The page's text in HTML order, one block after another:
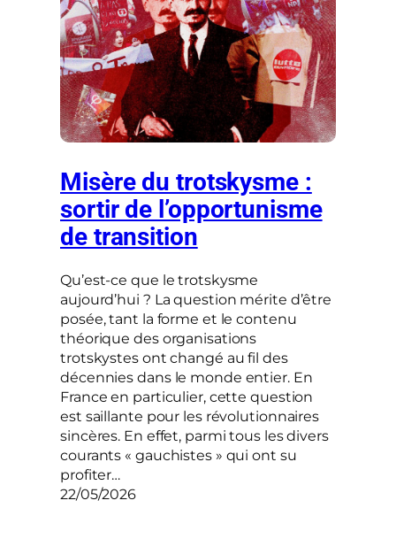
Misère du trotskysme :
sortir de l’opportunisme
de transition
Qu’est-ce que le trotskysme
aujourd’hui ? La question mérite d’être
posée, tant la forme et le contenu
théorique des organisations
trotskystes ont changé au fil des
décennies dans le monde entier. En
France en particulier, cette question
est saillante pour les révolutionnaires
sincères. En effet, parmi tous les divers
courants « gauchistes » qui ont su
profiter…
22/05/2026